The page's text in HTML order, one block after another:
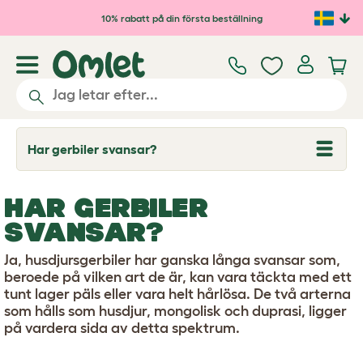
Hoppa till huvudinnehåll
10% rabatt på din första beställning
Har gerbiler svansar?
T
o
l
e
d
r
o
d
o
w
n
HAR GERBILER
SVANSAR?
Ja, husdjursgerbiler har ganska långa svansar som,
beroede på vilken art de är, kan vara täckta med ett
tunt lager päls eller vara helt hårlösa. De två arterna
som hålls som husdjur, mongolisk och duprasi, ligger
på vardera sida av detta spektrum.